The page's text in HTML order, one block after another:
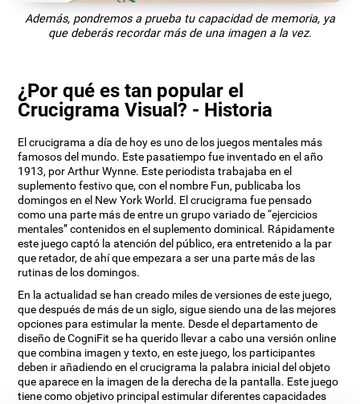
Además, pondremos a prueba tu capacidad de memoria, ya
que deberás recordar más de una imagen a la vez.
¿Por qué es tan popular el
Crucigrama Visual? - Historia
El crucigrama a día de hoy es uno de los juegos mentales más
famosos del mundo. Este pasatiempo fue inventado en el año
1913, por Arthur Wynne. Este periodista trabajaba en el
suplemento festivo que, con el nombre Fun, publicaba los
domingos en el New York World. El crucigrama fue pensado
como una parte más de entre un grupo variado de “ejercicios
mentales” contenidos en el suplemento dominical. Rápidamente
este juego captó la atención del público, era entretenido a la par
que retador, de ahí que empezara a ser una parte más de las
rutinas de los domingos.
En la actualidad se han creado miles de versiones de este juego,
que después de más de un siglo, sigue siendo una de las mejores
opciones para estimular la mente. Desde el departamento de
diseño de CogniFit se ha querido llevar a cabo una versión online
que combina imagen y texto, en este juego, los participantes
deben ir añadiendo en el crucigrama la palabra inicial del objeto
que aparece en la imagen de la derecha de la pantalla. Este juego
tiene como objetivo principal estimular diferentes capacidades